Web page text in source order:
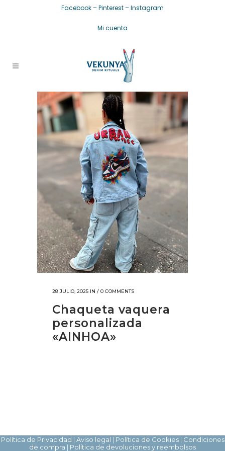
Facebook–Pinterest–Instagram
Mi cuenta
28 JULIO, 2025 IN / 0 COMMENTS
Chaqueta vaquera
personalizada
«AINHOA»
Política de Privacidad | Aviso legal | Política de Cookies| Condiciones
de compra | Política de devoluciones y reembolsos